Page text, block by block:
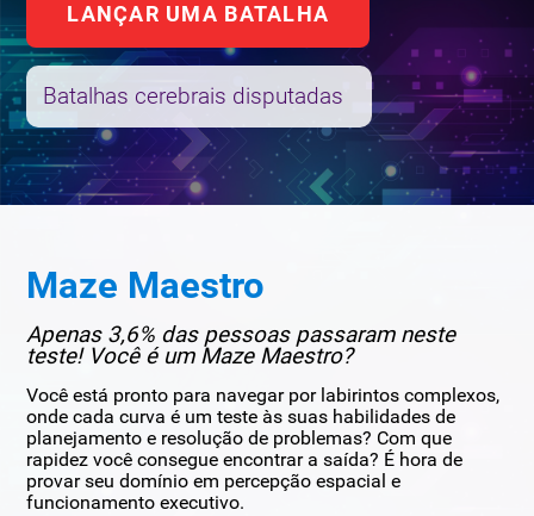
LANÇAR UMA BATALHA
Batalhas cerebrais disputadas
Maze Maestro
Apenas 3,6% das pessoas passaram neste
teste! Você é um Maze Maestro?
Você está pronto para navegar por labirintos complexos,
onde cada curva é um teste às suas habilidades de
planejamento e resolução de problemas? Com que
rapidez você consegue encontrar a saída? É hora de
provar seu domínio em percepção espacial e
funcionamento executivo.